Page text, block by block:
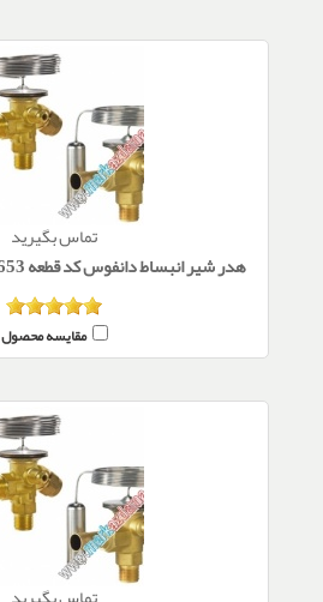
تماس بگیرید
هدر شیر انبساط دانفوس کد قطعه 068Z3653 مدل TEZ 2
مقایسه محصول